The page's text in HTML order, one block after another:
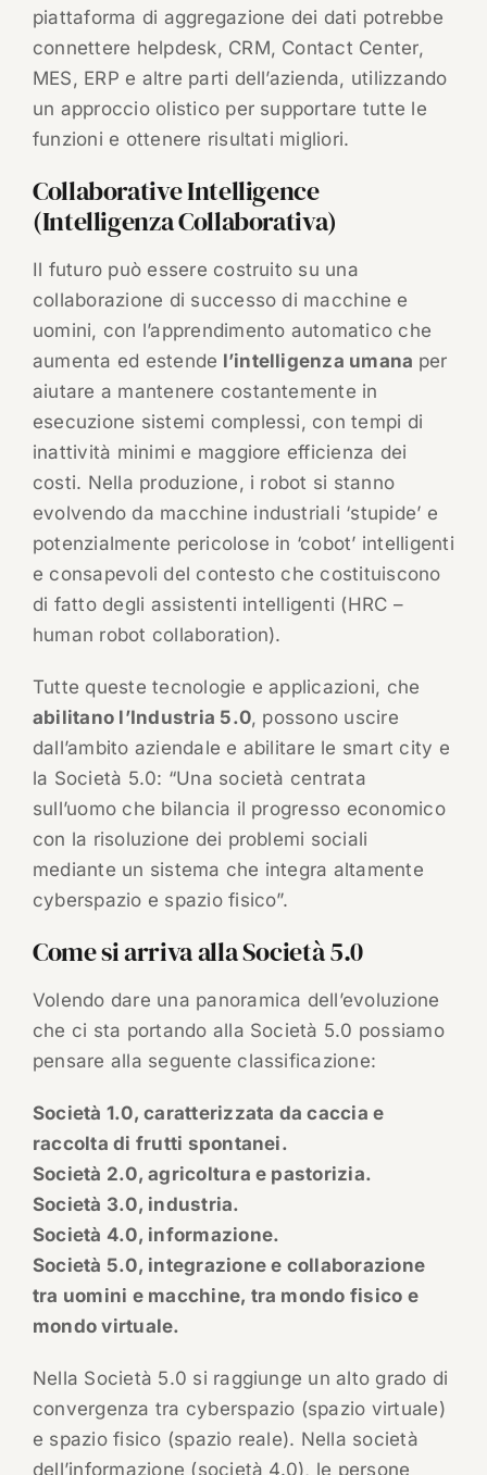
piattaforma di aggregazione dei dati potrebbe
connettere helpdesk, CRM, Contact Center,
MES, ERP e altre parti dell’azienda, utilizzando
un approccio olistico per supportare tutte le
funzioni e ottenere risultati migliori.
Collaborative Intelligence
(Intelligenza Collaborativa)
Il futuro può essere costruito su una
collaborazione di successo di macchine e
uomini, con l’apprendimento automatico che
aumenta ed estende l’intelligenza umana per
aiutare a mantenere costantemente in
esecuzione sistemi complessi, con tempi di
inattività minimi e maggiore efficienza dei
costi. Nella produzione, i robot si stanno
evolvendo da macchine industriali ‘stupide’ e
potenzialmente pericolose in ‘cobot’ intelligenti
e consapevoli del contesto che costituiscono
di fatto degli assistenti intelligenti (HRC –
human robot collaboration).
Tutte queste tecnologie e applicazioni, che
abilitano l’Industria 5.0, possono uscire
dall’ambito aziendale e abilitare le smart city e
la Società 5.0: “Una società centrata
sull’uomo che bilancia il progresso economico
con la risoluzione dei problemi sociali
mediante un sistema che integra altamente
cyberspazio e spazio fisico”.
Come si arriva alla Società 5.0
Volendo dare una panoramica dell’evoluzione
che ci sta portando alla Società 5.0 possiamo
pensare alla seguente classificazione:
Società 1.0, caratterizzata da caccia e
raccolta di frutti spontanei.
Società 2.0, agricoltura e pastorizia.
Società 3.0, industria.
Società 4.0, informazione.
Società 5.0, integrazione e collaborazione
tra uomini e macchine, tra mondo fisico e
mondo virtuale.
Nella Società 5.0 si raggiunge un alto grado di
convergenza tra cyberspazio (spazio virtuale)
e spazio fisico (spazio reale). Nella società
dell’informazione (società 4.0), le persone